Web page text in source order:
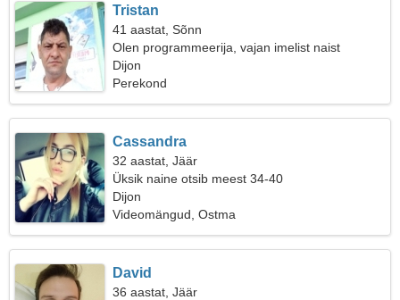
Tristan
41 aastat, Sõnn
Olen programmeerija, vajan imelist naist
Dijon
Perekond
Cassandra
32 aastat, Jäär
Üksik naine otsib meest 34-40
Dijon
Videomängud, Ostma
David
36 aastat, Jäär